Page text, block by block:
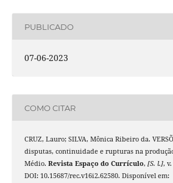
PUBLICADO
07-06-2023
COMO CITAR
CRUZ, Lauro; SILVA, Mônica Ribeiro da.
disputas, continuidade e rupturas na
Médio. Revista Espaço do Currículo, [S. l.],
DOI: 10.15687/rec.v16i2.62580. Disponível em: